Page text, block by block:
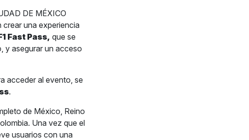
DE MÉXICO
una experiencia
Fast Pass, que se
y asegurar un acceso
acceder al evento, se
.
de México, Reino
Una vez que el
usuarios con una